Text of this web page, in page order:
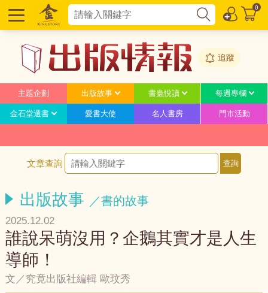
0
追蹤
主題企劃 出版故事 書蟲悅讀 每週專欄
金石堂選書 愛書大使 名人書房 門市活動
文章查詢
出版故事 ／書的故事
2025.12.02
誰說呆萌沒用？企鵝其實才是人生
導師！
文／究竟出版社編輯 歐玟秀